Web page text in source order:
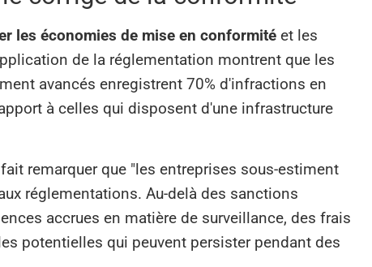
les économies de mise en conformité et les
de la réglementation montrent que les
avancés enregistrent 70% d'infractions en
à celles qui disposent d'une infrastructure
remarquer que "les entreprises sous-estiment
réglementations. Au-delà des sanctions
accrues en matière de surveillance, des frais
potentielles qui peuvent persister pendant des